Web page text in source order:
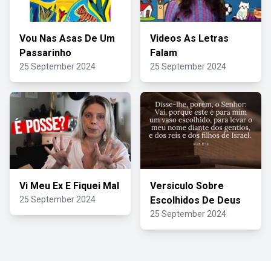
Vou Nas Asas De Um
Passarinho
25 September 2024
Videos As Letras
Falam
25 September 2024
Vi Meu Ex E Fiquei Mal
25 September 2024
Versiculo Sobre
Escolhidos De Deus
25 September 2024